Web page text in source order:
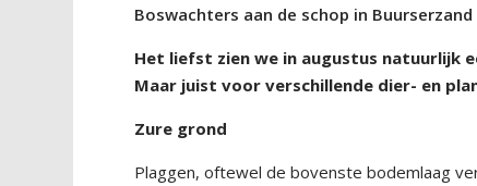
Boswachters aan de schop in Buurserzand
Het liefst zien we in augustus natuurlijk
Maar juist voor verschillende dier- en
Zure grond
Plaggen, oftewel de bovenste bodemlaag